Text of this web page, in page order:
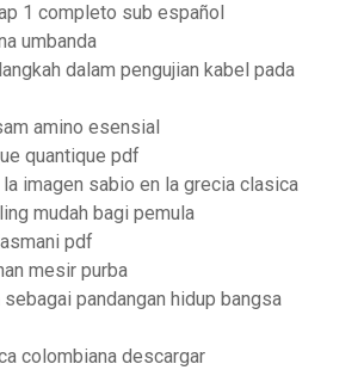
1 completo sub español
umbanda
dalam pengujian kabel pada
amino esensial
quantique pdf
imagen sabio en la grecia clasica
mudah bagi pemula
pdf
mesir purba
pandangan hidup bangsa
colombiana descargar